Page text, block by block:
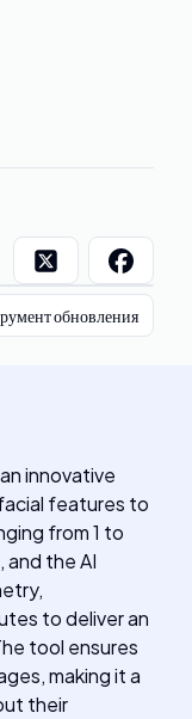
обновления
innovative
features to
from 1 to
and the AI
to deliver an
tool ensures
making it a
their